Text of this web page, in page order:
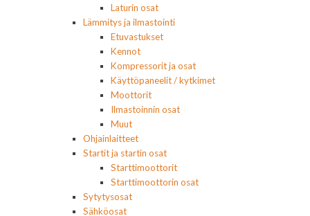
Laturin osat
Lämmitys ja ilmastointi
Etuvastukset
Kennot
Kompressorit ja osat
Käyttöpaneelit / kytkimet
Moottorit
Ilmastoinnin osat
Muut
Ohjainlaitteet
Startit ja startin osat
Starttimoottorit
Starttimoottorin osat
Sytytysosat
Sähköosat